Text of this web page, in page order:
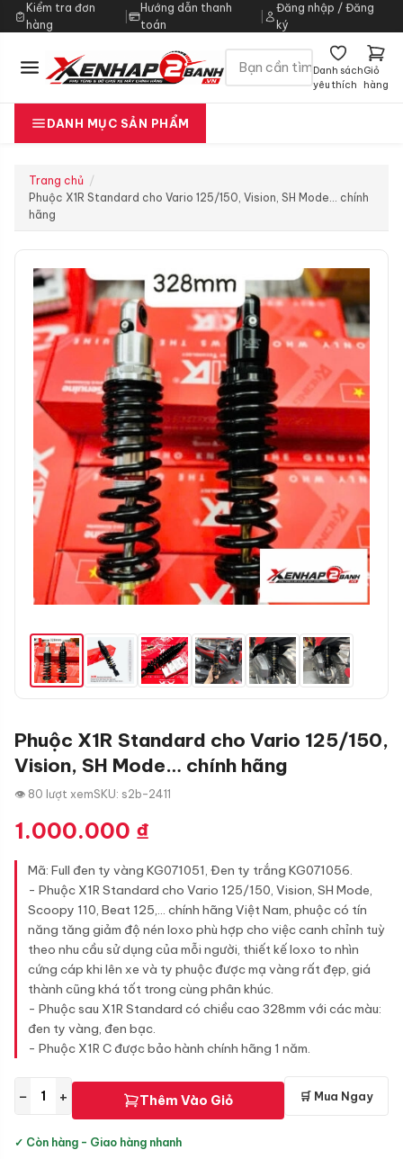
Kiểm tra đơn
hàng
|
Hướng dẫn thanh
toán
Đăng nhập / Đăng
ký
Danh sách
yêu thích
Giỏ
hàng
DANH MỤC SẢN PHẨM
Trang chủ
Phuộc X1R Standard cho Vario 125/150, Vision, SH Mode… chính
hãng
Phuộc X1R Standard cho Vario 125/150,
Vision, SH Mode… chính hãng
👁 80 lượt xemSKU: s2b-2411
1.000.000 ₫
Mã: Full đen ty vàng KG071051, Đen ty trắng KG071056.
- Phuộc X1R Standard cho Vario 125/150, Vision, SH Mode,
Scoopy 110, Beat 125,... chính hãng Việt Nam, phuộc có tín
năng tăng giảm độ nén loxo phù hợp cho việc canh chỉnh tuỳ
theo nhu cầu sử dụng của mỗi người, thiết kế loxo to nhìn
cứng cáp khi lên xe và ty phuộc được mạ vàng rất đẹp, giá
thành cũng khá tốt trong cùng phân khúc.
- Phuộc sau X1R Standard có chiều cao 328mm với các màu:
đen ty vàng, đen bạc.
- Phuộc X1R C được bảo hành chính hãng 1 năm.
− + Thêm Vào Giỏ 🛒 Mua Ngay
✓ Còn hàng - Giao hàng nhanh